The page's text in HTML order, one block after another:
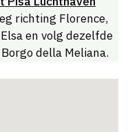
richting Florence,
en volg dezelfde
della Meliana.